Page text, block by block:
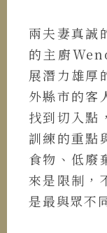
兩夫妻真誠
的主廚
展潛力雄厚
外縣市的客
找到切入點
訓練的重點
食物、低廢
來是限制，
是最與眾不